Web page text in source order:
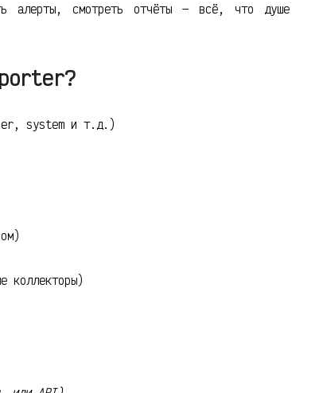
алерты, смотреть отчёты — всё, что душе
system и т.д.)
коллекторы)